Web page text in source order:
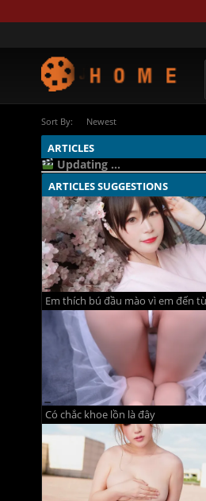
Sort By: Newest
ARTICLES
Updating ...
ARTICLES SUGGESTIONS
Có chắc khoe lồn là đây